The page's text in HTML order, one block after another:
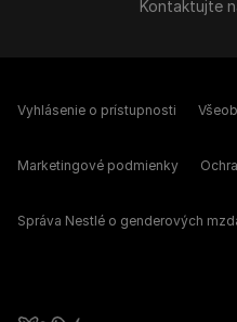
Kontaktujte
Vyhlásenie o prístupnosti
Marketingové podmienky
Správa Nestlé o genderových